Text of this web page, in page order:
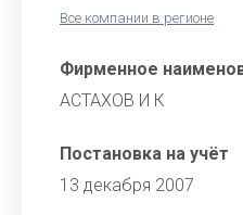
Все компании в регионе
Фирменное
АСТАХОВ И К
Постановка на учёт
13 декабря 2007